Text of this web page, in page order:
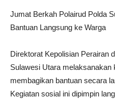
Jumat Berkah Polairud Polda
Bantuan Langsung ke Warga
Direktorat Kepolisian Perairan
Sulawesi Utara melaksanakan
membagikan bantuan secara
Kegiatan sosial ini dipimpin